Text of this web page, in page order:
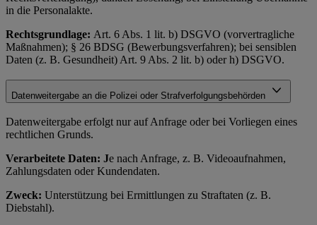
in die Personalakte.
Rechtsgrundlage: Art. 6 Abs. 1 lit. b) DSGVO (vorvertragliche
Maßnahmen); § 26 BDSG (Bewerbungsverfahren); bei sensiblen
Daten (z. B. Gesundheit) Art. 9 Abs. 2 lit. b) oder h) DSGVO.
Datenweitergabe an die Polizei oder Strafverfolgungsbehörden
Datenweitergabe erfolgt nur auf Anfrage oder bei Vorliegen eines
rechtlichen Grunds.
Verarbeitete Daten: Je nach Anfrage, z. B. Videoaufnahmen,
Zahlungsdaten oder Kundendaten.
Zweck: Unterstützung bei Ermittlungen zu Straftaten (z. B.
Diebstahl).